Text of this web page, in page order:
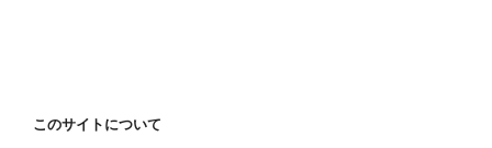
このサイトについて